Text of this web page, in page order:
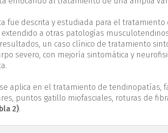
fue descrita y estudiada para el
a otras patologías
un caso clínico de tratamiento
severo, con mejoría sintomática y
aplica en el tratamiento de tendinopatías,
puntos gatillo miofasciales, roturas de
2).